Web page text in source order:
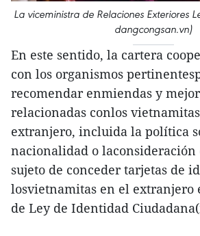
La viceministra de Relaciones Exteriores
dangcongsan.vn)
En este sentido, la cartera
con los organismos
recomendar enmiendas y
relacionadas conlos
extranjero, incluida la política
nacionalidad o
sujeto de conceder tarjetas de
losvietnamitas en el extranjero
de Ley de Identidad